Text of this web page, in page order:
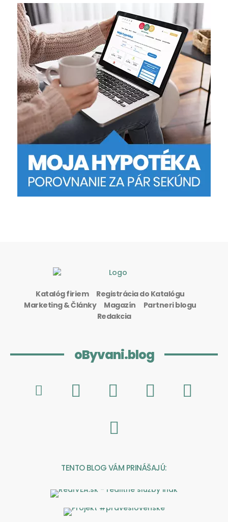
Katalóg firiem
Registrácia do Katalógu
Marketing & Články
Magazín
Partneri blogu
Redakcia
oByvani.blog
TENTO BLOG VÁM PRINÁŠAJÚ: